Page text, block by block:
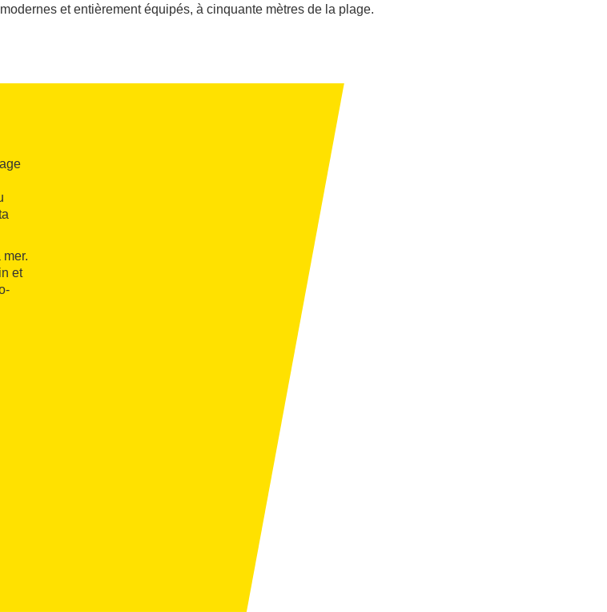
et entièrement équipés, à cinquante mètres de la plage.
et